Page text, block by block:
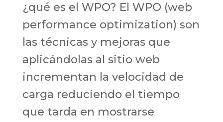
¿qué es el WPO? El WPO (web
performance optimization) son
las técnicas y mejoras que
aplicándolas al sitio web
incrementan la velocidad de
carga reduciendo el tiempo
que tarda en mostrarse